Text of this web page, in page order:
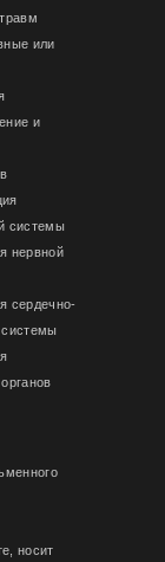
или
и
системы
нервной
сердечно-
системы
носит